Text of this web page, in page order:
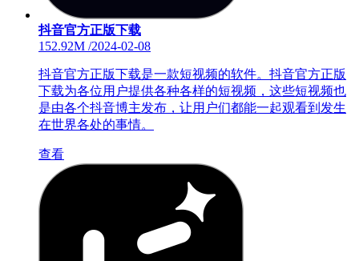
抖音官方正版下载
152.92M /2024-02-08
抖音官方正版下载是一款短视频的软件。抖音官方正版
下载为各位用户提供各种各样的短视频，这些短视频也
是由各个抖音博主发布，让用户们都能一起观看到发生
在世界各处的事情。
查看